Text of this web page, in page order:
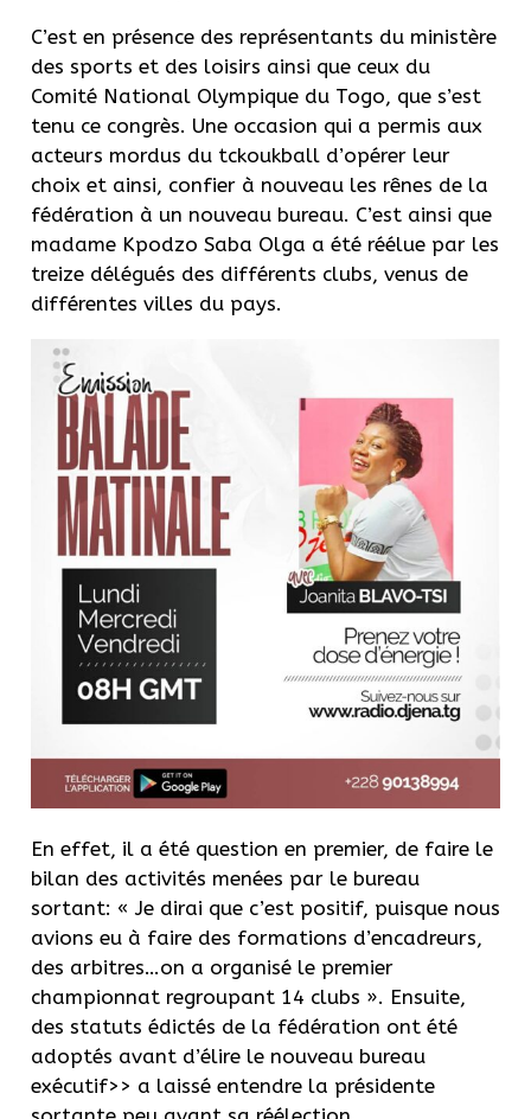
C’est en présence des représentants du ministère
des sports et des loisirs ainsi que ceux du
Comité National Olympique du Togo, que s’est
tenu ce congrès. Une occasion qui a permis aux
acteurs mordus du tckoukball d’opérer leur
choix et ainsi, confier à nouveau les rênes de la
fédération à un nouveau bureau. C’est ainsi que
madame Kpodzo Saba Olga a été réélue par les
treize délégués des différents clubs, venus de
différentes villes du pays.
En effet, il a été question en premier, de faire le
bilan des activités menées par le bureau
sortant: « Je dirai que c’est positif, puisque nous
avions eu à faire des formations d’encadreurs,
des arbitres…on a organisé le premier
championnat regroupant 14 clubs ». Ensuite,
des statuts édictés de la fédération ont été
adoptés avant d’élire le nouveau bureau
exécutif>> a laissé entendre la présidente